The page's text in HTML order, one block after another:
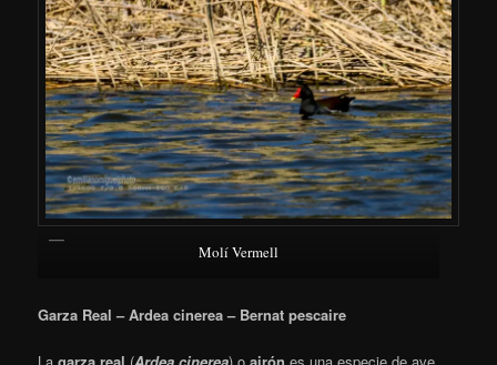
Molí Vermell
Garza Real – Ardea cinerea – Bernat pescaire
Lagarza real (Ardea cinerea) ​ oairón ​ es una especie de ave